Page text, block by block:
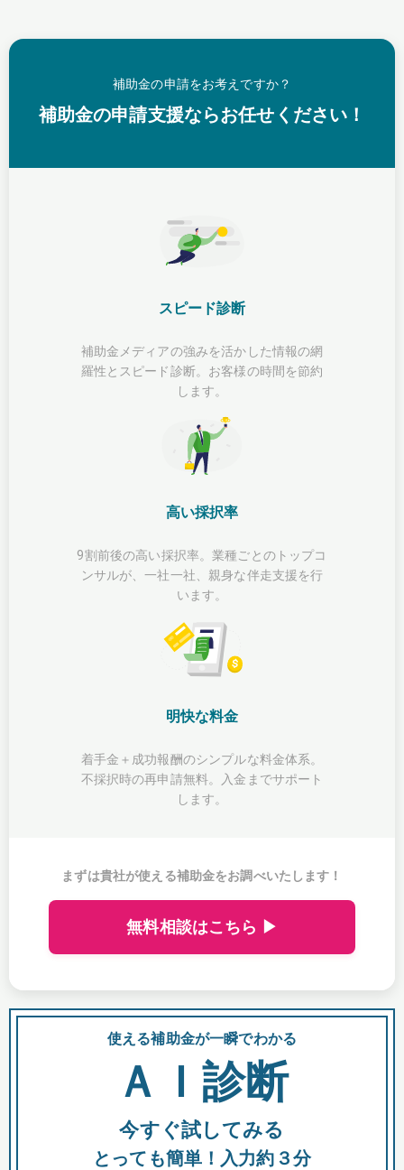
補助金の申請をお考えですか？
補助金の申請支援ならお任せください！
スピード診断
補助金メディアの強みを活かした情報の網
羅性とスピード診断。お客様の時間を節約
します。
高い採択率
9割前後の高い採択率。業種ごとのトップコ
ンサルが、一社一社、親身な伴走支援を行
います。
明快な料金
着手金＋成功報酬のシンプルな料金体系。
不採択時の再申請無料。入金までサポート
します。
まずは貴社が使える補助金をお調べいたします！
無料相談はこちら ▶
使える補助金が一瞬でわかる
ＡＩ診断
今すぐ試してみる
とっても簡単！入力約３分